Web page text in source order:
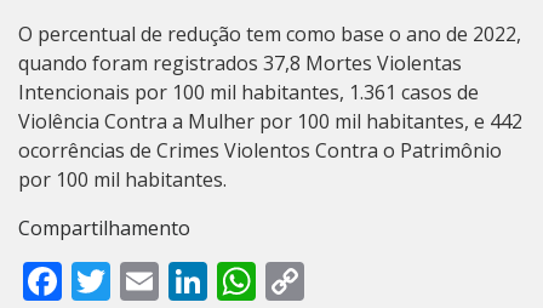
O percentual de redução tem como base o ano de 2022,
quando foram registrados 37,8 Mortes Violentas
Intencionais por 100 mil habitantes, 1.361 casos de
Violência Contra a Mulher por 100 mil habitantes, e 442
ocorrências de Crimes Violentos Contra o Patrimônio
por 100 mil habitantes.
Compartilhamento
Facebook
Twitter
EmailLinkedIn
WhatsApp